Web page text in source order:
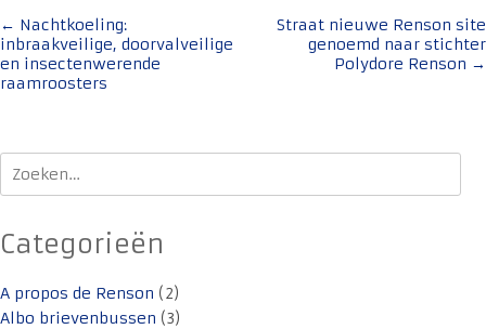
Bericht
navigatie
← Nachtkoeling:
inbraakveilige, doorvalveilige
en insectenwerende
raamroosters
Straat nieuwe Renson site
genoemd naar stichter
Polydore Renson →
Zoeken
naar:
Categorieën
A propos de Renson (2)
Albo brievenbussen (3)